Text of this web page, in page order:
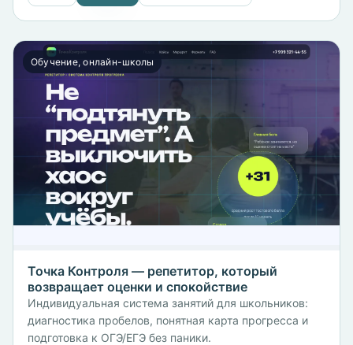
Обучение, онлайн-школы
Точка Контроля — репетитор, который
возвращает оценки и спокойствие
Индивидуальная система занятий для школьников:
диагностика пробелов, понятная карта прогресса и
подготовка к ОГЭ/ЕГЭ без паники.